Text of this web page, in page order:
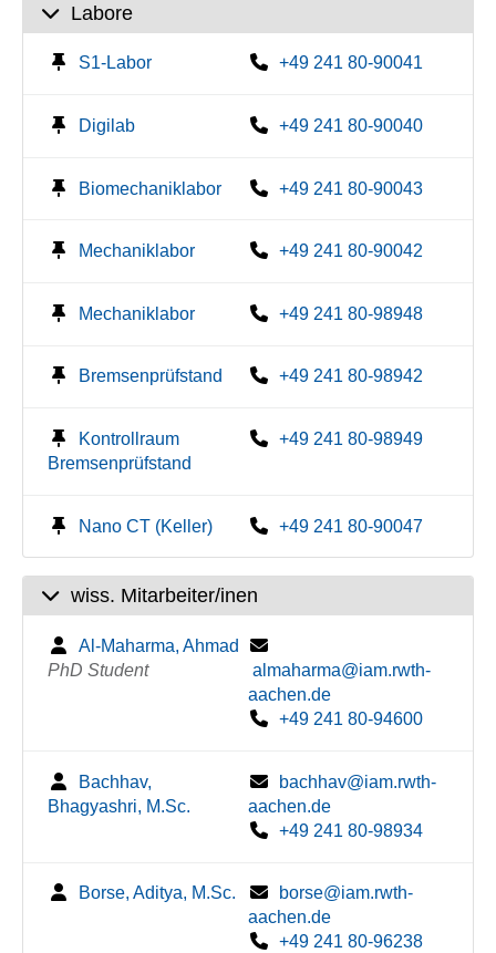
Labore
S1-Labor +49 241 80-90041
Digilab +49 241 80-90040
Biomechaniklabor +49 241 80-90043
Mechaniklabor +49 241 80-90042
Mechaniklabor +49 241 80-98948
Bremsenprüfstand +49 241 80-98942
Kontrollraum
Bremsenprüfstand
+49 241 80-98949
Nano CT (Keller) +49 241 80-90047
wiss. Mitarbeiter/inen
Al-Maharma, Ahmad
PhD Student
almaharma@iam.rwth-
aachen.de
+49 241 80-94600
Bachhav,
Bhagyashri, M.Sc.
bachhav@iam.rwth-
aachen.de
+49 241 80-98934
Borse, Aditya, M.Sc.
borse@iam.rwth-
aachen.de
+49 241 80-96238